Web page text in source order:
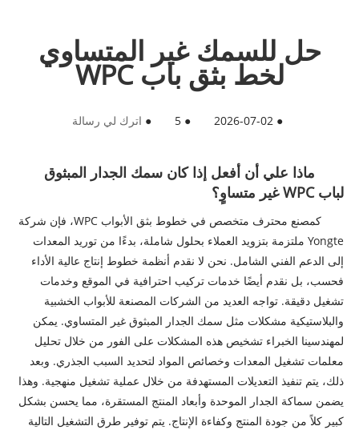
حل للسمك غير المتساوي
لخط بثق باب WPC
●
2026-07-02
●
5
●اترك لي رسالة
ماذا علي أن أفعل إذا كان سمك الجدار المبثوق
لباب WPC غير متساوٍ؟
كمصنع محترف متخصص في خطوط بثق الأبواب WPC، فإن شركة
Yongte ملتزمة بتزويد العملاء بحلول شاملة، بدءًا من توريد المعدات
إلى الدعم الفني الشامل. نحن لا نقدم أنظمة خطوط إنتاج عالية الأداء
فحسب، بل نقدم أيضًا خدمات تركيب احترافية في الموقع وخدمات
تشغيل دقيقة. تواجه العديد من الشركات المصنعة للأبواب الخشبية
والبلاستيكية مشكلات مثل سمك الجدار المبثوق غير المتساوي. يمكن
لمهندسينا الخبراء تشخيص هذه المشكلات على الفور من خلال تحليل
معلمات تشغيل المعدات وخصائص المواد لتحديد السبب الجذري. وبعد
ذلك، يتم تنفيذ التعديلات المستهدفة من خلال عملية تشغيل منهجية. وهذا
يضمن سماكة الجدار الموحدة وأبعاد المنتج المستقرة، مما يحسن بشكل
كبير كلاً من جودة المنتج وكفاءة الإنتاج. يتم توفير طرق التشغيل التالية